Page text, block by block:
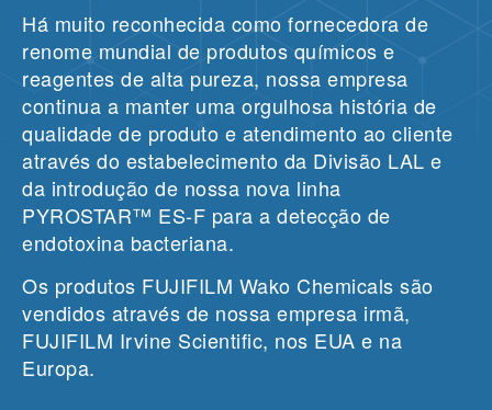
Há muito reconhecida como fornecedora de
renome mundial de produtos químicos e
reagentes de alta pureza, nossa empresa
continua a manter uma orgulhosa história de
qualidade de produto e atendimento ao cliente
através do estabelecimento da Divisão LAL e
da introdução de nossa nova linha
PYROSTAR™ ES-F para a detecção de
endotoxina bacteriana.
Os produtos FUJIFILM Wako Chemicals são
vendidos através de nossa empresa irmã,
FUJIFILM Irvine Scientific, nos EUA e na
Europa.